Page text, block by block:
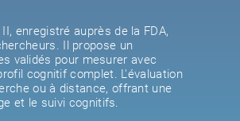
enregistré auprès de la FDA,
Il propose un
validés pour mesurer avec
cognitif complet. L'évaluation
ou à distance, offrant une
et le suivi cognitifs.